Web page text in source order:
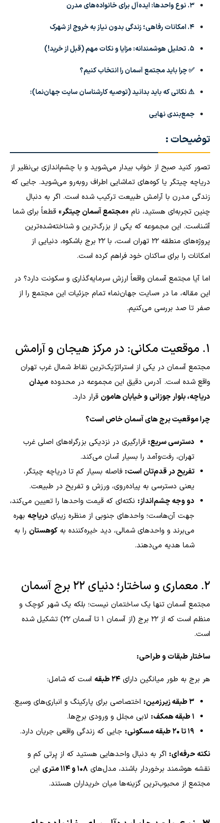
۳. نوع واحدها: ایده‌آل برای خانواده‌های مدرن
۴. امکانات رفاهی؛ زندگی بدون نیاز به خروج از شهرک
۵. تحلیل هوشمندانه: مزایا و نکات مهم (قبل از خرید!)
✅ چرا باید مجتمع آسمان را انتخاب کنیم؟
⚠️ نکاتی که باید بدانید (توصیه کارشناسان سایت جهان‌نما):
جمع‌بندی نهایی
توضیحات :
تصور کنید صبح از خواب بیدار می‌شوید و با چشم‌اندازی بی‌نظیر از
دریاچه چیتگر یا کوه‌های تماشایی اطراف روبه‌رو می‌شوید. جایی که
زندگی مدرن با آرامش طبیعت ترکیب شده است. اگر به دنبال
چنین تجربه‌ای هستید، نام «مجتمع آسمان چیتگر» قطعاً برای شما
آشناست. این مجموعه که یکی از بزرگ‌ترین و شناخته‌شده‌ترین
پروژه‌های منطقه ۲۲ تهران است، با ۲۲ برج باشکوه، دنیایی از
امکانات را برای ساکنان خود فراهم کرده است.
اما آیا مجتمع آسمان واقعاً ارزش سرمایه‌گذاری و سکونت دارد؟ در
این مقاله، ما در «سایت جهان‌نما» تمام جزئیات این مجتمع را از
صفر تا صد بررسی می‌کنیم.
۱. موقعیت مکانی: در مرکز هیجان و آرامش
مجتمع آسمان در یکی از استراتژیک‌ترین نقاط شمال غرب تهران
واقع شده است. آدرس دقیق این مجموعه در محدوده میدان
دریاچه، بلوار جوزانی و خیابان هامون قرار دارد.
چرا موقعیت برج های آسمان خاص است؟
دسترسی سریع: قرارگیری در نزدیکی بزرگراه‌های اصلی غرب
تهران، رفت‌وآمد را بسیار آسان می‌کند.
تفریح در قدم‌تان است: فاصله بسیار کم تا دریاچه چیتگر،
یعنی دسترسی به پیاده‌روی، ورزش و تفریح در طبیعت.
دو وجه چشم‌انداز: نکته‌ای که قیمت واحدها را تعیین می‌کند،
جهت آن‌هاست؛ واحدهای جنوبی از منظره زیبای دریاچه بهره
می‌برند و واحدهای شمالی، دید خیره‌کننده به کوهستان را به
شما هدیه می‌دهند.
۲. معماری و ساختار؛ دنیای ۲۲ برج آسمان
مجتمع آسمان تنها یک ساختمان نیست؛ بلکه یک شهر کوچک و
منظم است که از ۲۲ برج (از آسمان ۱ تا آسمان ۲۲) تشکیل شده
است.
ساختار طبقات و طراحی:
هر برج به طور میانگین دارای ۲۴ طبقه
است که شامل:
۳ طبقه زیرزمین:
اختصاصی برای پارکینگ و انباری‌های وسیع.
۱ طبقه همکف:
لابی مجلل و ورودی برج‌ها.
۱۹ تا ۲۰ طبقه مسکونی:
جایی که زندگی واقعی جریان دارد.
نکته حرفه‌ای: اگر به دنبال واحدهایی هستید که از پِرتی کم و
نقشه هوشمند برخوردار باشند، مدل‌های ۱۰۸ و ۱۱۴ متری
این
مجتمع از محبوب‌ترین گزینه‌ها میان خریداران هستند.